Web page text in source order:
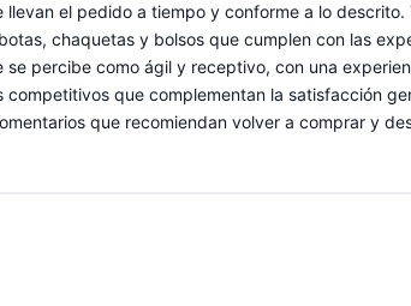
el pedido a tiempo y conforme a lo descrito.
chaquetas y bolsos que cumplen con las
se percibe como ágil y receptivo, con una
que complementan la satisfacción
que recomiendan volver a comprar y